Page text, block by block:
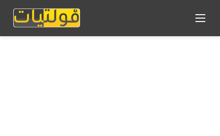
القائمة